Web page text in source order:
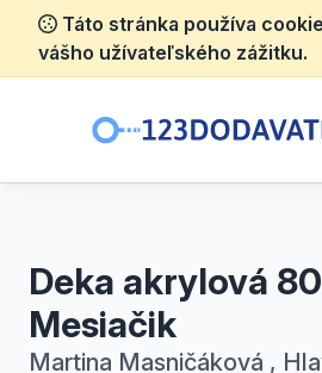
Táto stránka používa
vášho užívateľského zážitku.
Deka akrylová
Mesiačik
Martina Masničáková ,